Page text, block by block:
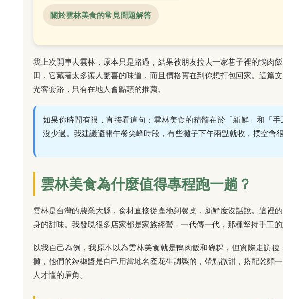
關於雲林美食的常見問題解答
我上次開車去雲林，原本只是路過，結果被朋友拉去一家巷子裡的鴨肉
田，它藏著太多讓人驚喜的味道，而且價格實在到你想打包回家。這篇
光客套路，只有在地人會點頭的推薦。
如果你時間有限，直接看這句：雲林美食的精髓在於「新鮮」和「
沒少過。我建議避開午餐尖峰時段，有些攤子下午兩點就收，撲空會很
雲林美食為什麼值得專程跑一趟？
雲林是台灣的農業大縣，食材直接從產地到餐桌，新鮮度沒話說。這裡
身的甜味。我發現很多店家都是家族經營，一代傳一代，那種堅持手工的
以我自己為例，我原本以為雲林美食就是鴨肉飯和碗粿，但實際走訪
攤，他們的辣椒醬是自己用當地名產花生調製的，帶點微甜，搭配乾麵
人才懂的眉角。